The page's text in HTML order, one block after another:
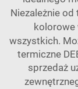
Niezależnie
kolorowe
wszystkich.
termiczne
sprzedaż